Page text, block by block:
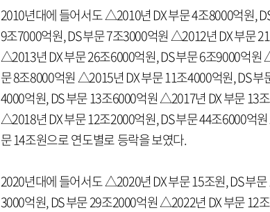
2010년대에 들어서도 △2010년 DX 부문 4조8000억원,
9조7000억원, DS 부문 7조3000억원 △2012년 DX 부문
△2013년 DX 부문 26조6000억원, DS 부문 6조9000억원
문 8조8000억원 △2015년 DX 부문 11조4000억원, DS
4000억원, DS 부문 13조6000억원 △2017년 DX 부문 13
△2018년 DX 부문 12조2000억원, DS 부문 44조6000억
문 14조원으로 연도별로 등락을 보였다.
2020년대에 들어서도 △2020년 DX 부문 15조원, DS 부
3000억원, DS 부문 29조2000억원 △2022년 DX 부문 12